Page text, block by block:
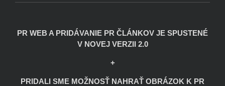
PR WEB A PRIDÁVANIE PR ČLÁNKOV JE SPUSTENÉ
V NOVEJ VERZII 2.0
+
PRIDALI SME MOŽNOSŤ NAHRAŤ OBRÁZOK K PR